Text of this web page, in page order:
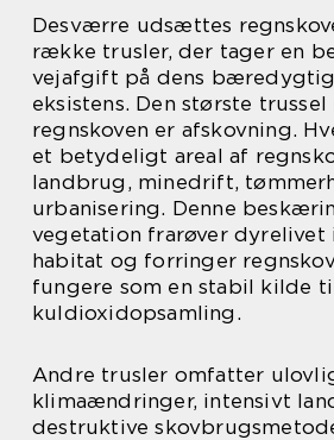
Desværre udsættes
række trusler, der tager en
vejafgift på dens
eksistens. Den største trussel
regnskoven er afskovning.
et betydeligt areal af
landbrug, minedrift,
urbanisering. Denne
vegetation frarøver dyrelivet
habitat og forringer
fungere som en stabil kilde
kuldioxidopsamling.
Andre trusler omfatter
klimaændringer, intensivt
destruktive